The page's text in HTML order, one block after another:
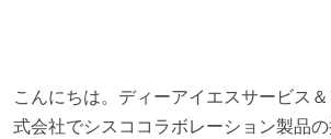
こんにちは。ディーアイエスサービス
式会社でシスココラボレーション製品